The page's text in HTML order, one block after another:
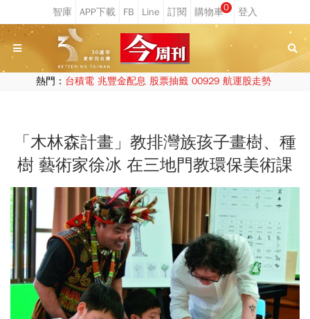
0
熱門： 台積電 兆豐金配息 股票抽籤 00929 航運股走勢
「木林森計畫」教排灣族孩子畫樹、種
樹 藝術家徐冰 在三地門教環保美術課